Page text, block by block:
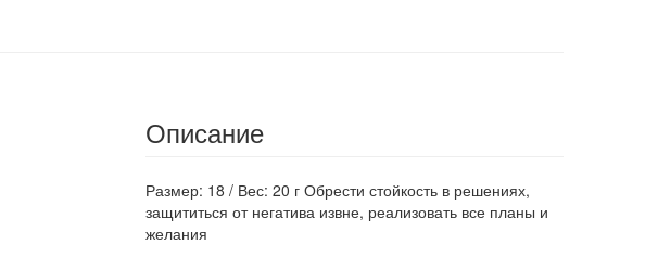
Описание
Размер: 18 / Вес: 20 г Обрести стойкость в решениях,
защититься от негатива извне, реализовать все планы и
желания